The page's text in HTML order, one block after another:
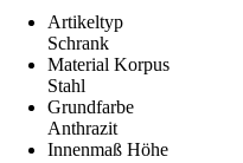
Artikeltyp
Schrank
Material Korpus
Stahl
Grundfarbe
Anthrazit
Innenmaß Höhe